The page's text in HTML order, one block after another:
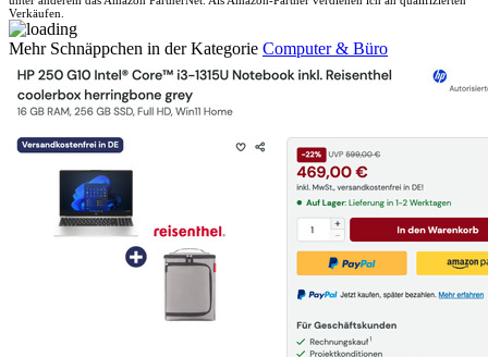
Verkäufen.
Mehr Schnäppchen in der Kategorie Computer & Büro